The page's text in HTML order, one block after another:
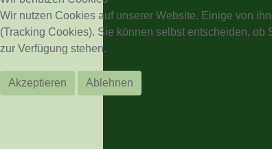
Wir nutzen Cookies auf unserer Website. Einige von
(Tracking Cookies). Sie können selbst entscheiden,
zur Verfügung stehen.
Akzeptieren
Ablehnen